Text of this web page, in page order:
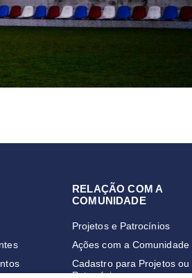
RELAÇÃO COM A
COMUNIDADE
Projetos e Patrocínios
Ações com a Comunidade
Cadastro para Projetos ou
Patrocínios